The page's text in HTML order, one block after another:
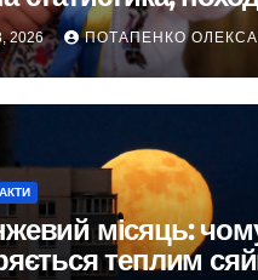
історії
2026 ПОТАПЕНКО
місяць:
теплим